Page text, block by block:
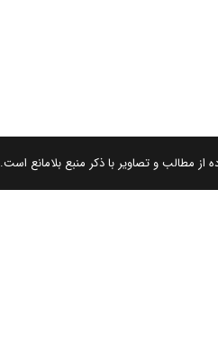
مطالب و تصاویر با ذکر منبع بلامانع است.